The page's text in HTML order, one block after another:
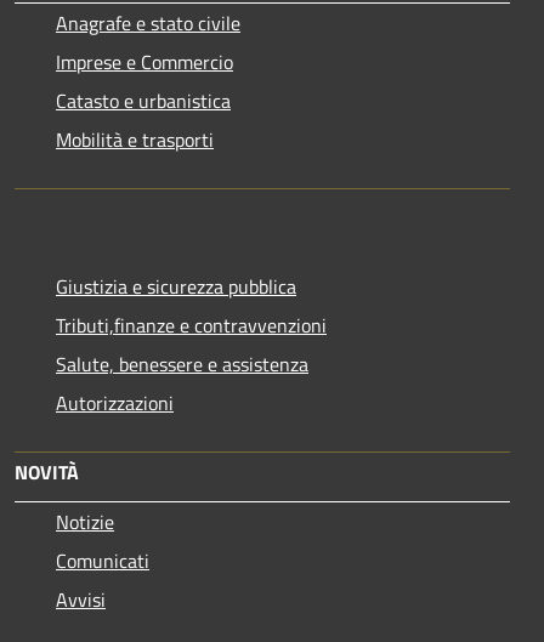
Anagrafe e stato civile
Imprese e Commercio
Catasto e urbanistica
Mobilità e trasporti
Giustizia e sicurezza pubblica
Tributi,finanze e contravvenzioni
Salute, benessere e assistenza
Autorizzazioni
NOVITÀ
Notizie
Comunicati
Avvisi